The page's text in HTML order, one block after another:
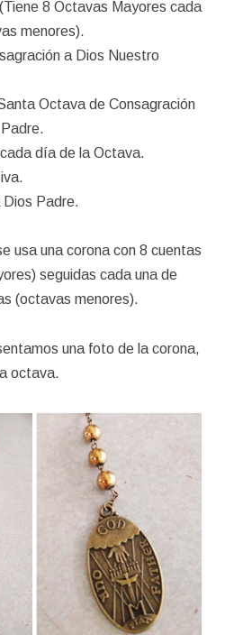
8 Octavas Mayores cada
menores).
a Dios Nuestro
Octava de Consagración
día de la Octava.
Dios Padre.
usa una corona con 8 cuentas
seguidas cada una de
(octavas menores).
una foto de la corona,
octava.